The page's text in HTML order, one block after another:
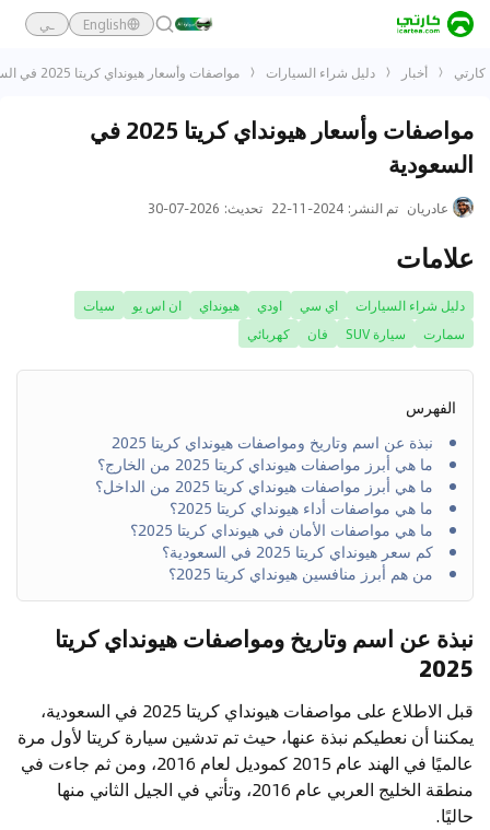
English ـي
كارتي أخبار دليل شراء السيارات مواصفات وأسعار هيونداي كريتا 2025 في السعودية
مواصفات وأسعار هيونداي كريتا 2025 في
السعودية
عادريان تم النشر :
2024-11-22 تحديث:
2026-07-30
علامات
دليل شراء السيارات اي سي اودي هيونداي ان اس يو
سيات
سمارت
سيارة SUV فان كهربائي
الفهرس
نبذة عن اسم وتاريخ ومواصفات هيونداي كريتا 2025
ما هي أبرز مواصفات هيونداي كريتا 2025 من الخارج؟
ما هي أبرز مواصفات هيونداي كريتا 2025 من الداخل؟
ما هي مواصفات أداء هيونداي كريتا 2025؟
ما هي مواصفات الأمان في هيونداي كريتا 2025؟
كم سعر هيونداي كريتا 2025 في السعودية؟
من هم أبرز منافسين هيونداي كريتا 2025؟
نبذة عن اسم وتاريخ ومواصفات هيونداي كريتا
2025
قبل الاطلاع على مواصفات هيونداي كريتا 2025 في السعودية،
يمكننا أن نعطيكم نبذة عنها، حيث تم تدشين سيارة كريتا لأول مرة
عالميًا في الهند عام 2015 كموديل لعام 2016، ومن ثم جاءت في
منطقة الخليج العربي عام 2016، وتأتي في الجيل الثاني منها
حاليًا.